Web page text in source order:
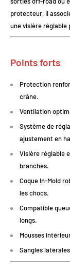
protecteur, il
une visière réglable
Points forts
Protection
crâne.
Ventilation
Système de
ajustement en
Visière réglable
branches.
Coque In-Mold
les chocs.
Compatible
longs.
Mousses
Sangles